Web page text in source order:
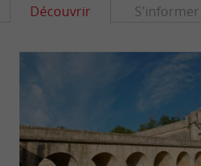
Découvrir S'informer